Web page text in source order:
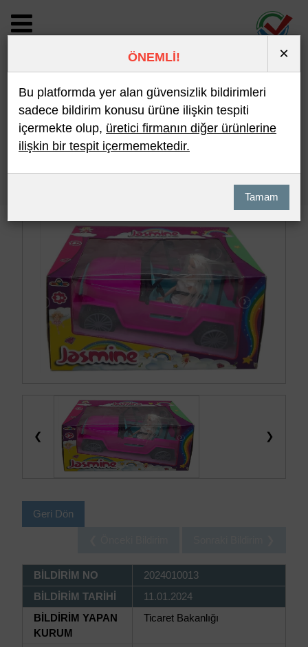
BİLDİRİM DETAYI
Son 10 Bildirim En Çok İncelenen
❮ ❯
Geri Dön
BİLDİRİM NO
2024010013
BİLDİRİM TARİHİ
11.01.2024
BİLDİRİM YAPAN
KURUM
Ticaret Bakanlığı
ÖNEMLİ! ×
Bu platformda yer alan güvensizlik bildirimleri
sadece bildirim konusu ürüne ilişkin tespiti
içermekte olup, üretici firmanın diğer ürünlerine
ilişkin bir tespit içermemektedir.
Tamam